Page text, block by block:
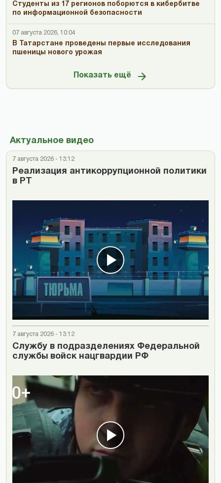
Студенты из 17 регионов поборются в кибербитве
по информационной безопасности
07 августа 2026, 10:04
В Татарстане проведены первые исследования
пшеницы нового урожая
Показать ещё
Актуальное видео
7 августа 2026 - 13:12
Реализация антикоррупционной политики
в РТ
7 августа 2026 - 13:12
Cлужбу в подразделениях Федеральной
службы войск нацгвардии РФ